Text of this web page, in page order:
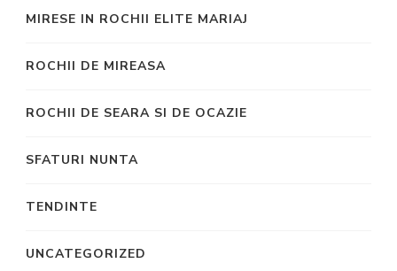
MIRESE IN ROCHII ELITE MARIAJ
ROCHII DE MIREASA
ROCHII DE SEARA SI DE OCAZIE
SFATURI NUNTA
TENDINTE
UNCATEGORIZED